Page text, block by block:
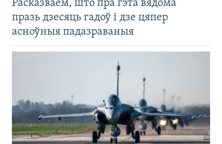
Расказваем, што пра гэта вядома
празь дзесяць гадоў і дзе цяпер
асноўныя падазраваныя